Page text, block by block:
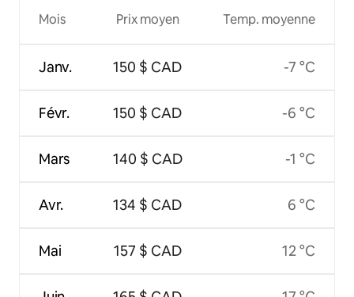
Mois
Janv.
Févr.
Mars
Avr.
Mai
Prix moyen
150 $ CAD
150 $ CAD
140 $ CAD
134 $ CAD
157 $ CAD
Temp. moyenne
-7 °C
-6 °C
-1 °C
6 °C
12 °C